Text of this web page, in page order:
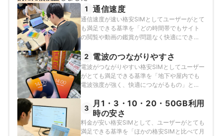
1 通信速度
通信速度が速い格安SIMとしてユーザーがとて
も満足できる基準を「どの時間帯でもサイト
の閲覧や動画の鑑賞が問題なく快適にできる
の検証を行いました。2026年4月9〜10日・5
月14～15日・6月11・16日に測定した実測値
の情報をもとに調査・評価しています。
2 電波のつながりやすさ
電波がつながりやすい格安SIMとしてユーザー
がとても満足できる基準を「地下や屋内でも
電波強度が強く、快適につながるもの」と
した。2025年7月24日に記録した実測値の情
報をもとに調査・評価しています。
3 月1・3・10・20・50GB利用
時の安さ
料金が安い格安SIMとして、ユーザーがとても
満足できる基準を「ほかの格安SIMと比べて月